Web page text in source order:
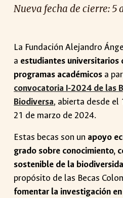
Nueva fecha de cierre: 5
La Fundación Alejandro
a estudiantes universitarios
programas académicos a
convocatoria I-2024 de las
Biodiversa, abierta desde el
21 de marzo de 2024.
Estas becas son un apoyo
grado sobre conocimiento,
sostenible de la
propósito de las Becas
fomentar la investigación